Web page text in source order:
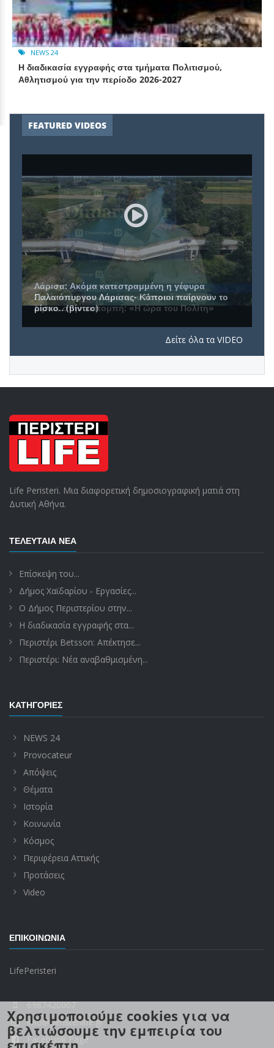
NEWS 24
Η διαδικασία εγγραφής στα τμήματα Πολιτισμού,
Αθλητισμού για την περίοδο 2026-2027
FEATURED VIDEOS
Συνέντευξη του Δημάρχου Πετρούπολης, Β.
Σίμου, στην εκπομπή: «Η ώρα του Πολίτη»
Δείτε όλα τα VIDEO
Life Peristeri. Μια διαφορετική δημοσιογραφική ματιά στη
Δυτική Αθήνα.
ΤΕΛΕΥΤΑΊΑ ΝΈΑ
Επίσκεψη του...
Δήμος Χαϊδαρίου - Εργασίες...
Ο Δήμος Περιστερίου στην...
Η διαδικασία εγγραφής στα...
Περιστέρι Betsson: Απέκτησε...
Περιστέρι: Νέα αναβαθμισμένη...
ΚΑΤΗΓΟΡΊΕΣ
NEWS 24
Provocateur
Απόψεις
Θέματα
Ιστορία
Κοινωνία
Κόσμος
Περιφέρεια Αττικής
Προτάσεις
Video
ΕΠΙΚΟΙΝΩΝΊΑ
LifePeristeri
6987420007
info@peristerilife.gr
Facebook Page
Χρησιμοποιούμε cookies για να
βελτιώσουμε την εμπειρία του